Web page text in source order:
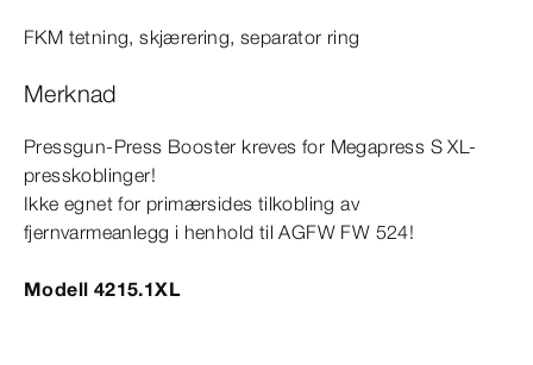
FKM tetning, skjærering, separator ring
Merknad
Pressgun-​Press Booster kreves for Megapress SXL -
presskoblinger!
Ikke egnet for primærsides tilkobling av
fjernvarmeanlegg i henhold til AGFW FW 524!
Modell 4215.1XL